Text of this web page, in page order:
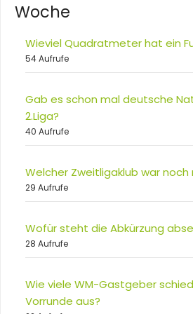
Woche
Wieviel Quadratmeter hat ein
54 Aufrufe
Gab es schon mal deutsche
2.Liga?
40 Aufrufe
Welcher Zweitligaklub war noch
29 Aufrufe
Wofür steht die Abkürzung
28 Aufrufe
Wie viele WM-Gastgeber
Vorrunde aus?